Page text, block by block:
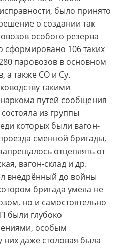
было принято
о создании так
особого резерва
106 таких
паровозов в основном
а также СО и Су.
такими
путей сообщения
из группы
которых были вагон-
сменной бригады,
отцеплять от
вагон-склад и др.
внедрённый до войны
бригада умела не
но и самостоятельно
были глубоко
особым
даже столовая была